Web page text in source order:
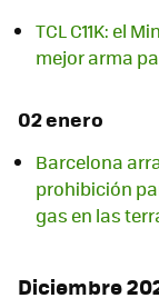
TCL C11K: el
mejor arma
02 enero
Barcelona
prohibición
gas en las
Diciembre